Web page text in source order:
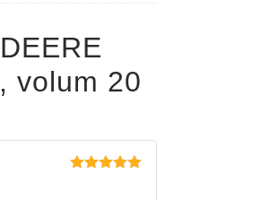
volum 20